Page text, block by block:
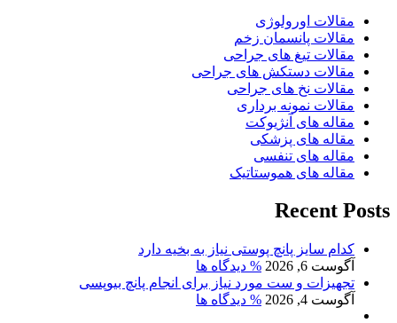
مقالات اورولوژی
مقالات پانسمان زخم
مقالات تیغ های جراحی
مقالات دستکش های جراحی
مقالات نخ های جراحی
مقالات نمونه برداری
مقاله های آنژیوکت
مقاله های پزشکی
مقاله های تنفسی
مقاله های هموستاتیک
Recent Posts
کدام سایز پانچ پوستی نیاز به بخیه دارد
آگوست 6, 2026
% دیدگاه ها
تجهیزات و ست مورد نیاز برای انجام پانچ بیوپسی
آگوست 4, 2026
% دیدگاه ها